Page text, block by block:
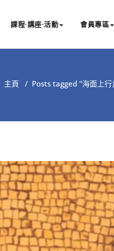
課程∙講座∙活動 會員專區
主頁 / Posts tagged "海面上行